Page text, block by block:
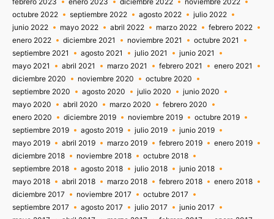
octubre 2022
septiembre 2022 agosto 2022
julio 2022
junio 2022
mayo 2022 abril 2022 marzo 2022
febrero 2022
enero 2022
diciembre 2021 noviembre 2021
octubre 2021
septiembre 2021
agosto 2021 julio 2021
junio 2021
mayo 2021
abril 2021 marzo 2021 febrero 2021
enero 2021
diciembre 2020
noviembre 2020
octubre 2020
septiembre 2020
agosto 2020 julio 2020
junio 2020
mayo 2020
abril 2020 marzo 2020
febrero 2020
enero 2020
diciembre 2019 noviembre 2019
octubre 2019
septiembre 2019
agosto 2019 julio 2019
junio 2019
mayo 2019
abril 2019 marzo 2019 febrero 2019
enero 2019
diciembre 2018
noviembre 2018
octubre 2018
septiembre 2018
agosto 2018 julio 2018
junio 2018
mayo 2018
abril 2018 marzo 2018 febrero 2018
enero 2018
diciembre 2017
noviembre 2017
octubre 2017
septiembre 2017
agosto 2017 julio 2017
junio 2017